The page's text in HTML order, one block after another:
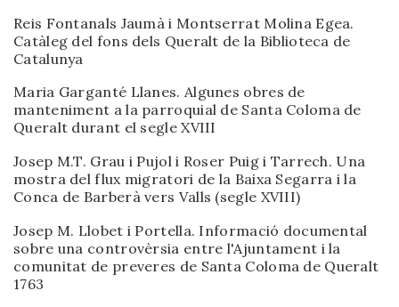
Reis Fontanals Jaumà i Montserrat Molina Egea.
Catàleg del fons dels Queralt de la Biblioteca de
Catalunya
Maria Garganté Llanes. Algunes obres de
manteniment a la parroquial de Santa Coloma de
Queralt durant el segle XVIII
Josep M.T. Grau i Pujol i Roser Puig i Tarrech. Una
mostra del flux migratori de la Baixa Segarra i la
Conca de Barberà vers Valls (segle XVIII)
Josep M. Llobet i Portella. Informació documental
sobre una controvèrsia entre l'Ajuntament i la
comunitat de preveres de Santa Coloma de Queralt
1763